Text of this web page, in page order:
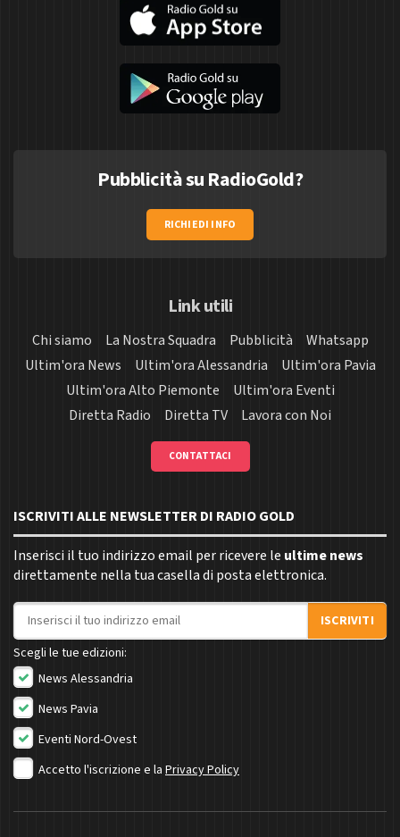
Pubblicità su RadioGold?
RICHIEDI INFO
Link utili
Chi siamo La Nostra Squadra Pubblicità
Whatsapp
Ultim'ora News
Ultim'ora Alessandria
Ultim'ora Pavia
Ultim'ora Alto Piemonte
Ultim'ora Eventi
Diretta Radio
Diretta TV Lavora con Noi
CONTATTACI
ISCRIVITI ALLE NEWSLETTER DI RADIO GOLD
Inserisci il tuo indirizzo email per ricevere le ultime news
direttamente nella tua casella di posta elettronica.
Indirizzo email
ISCRIVITI
Scegli le tue edizioni:
News Alessandria
News Pavia
Eventi Nord-Ovest
Accetto l'iscrizione e la Privacy Policy